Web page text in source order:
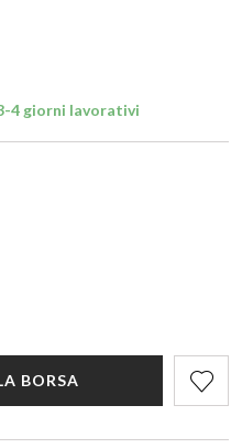
4 giorni lavorativi
BORSA